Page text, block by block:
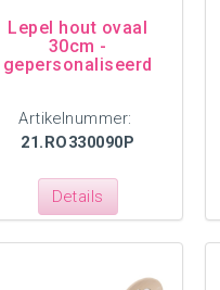
Lepel hout ovaal
30cm -
gepersonaliseerd
Artikelnummer:
21.RO330090P
Details